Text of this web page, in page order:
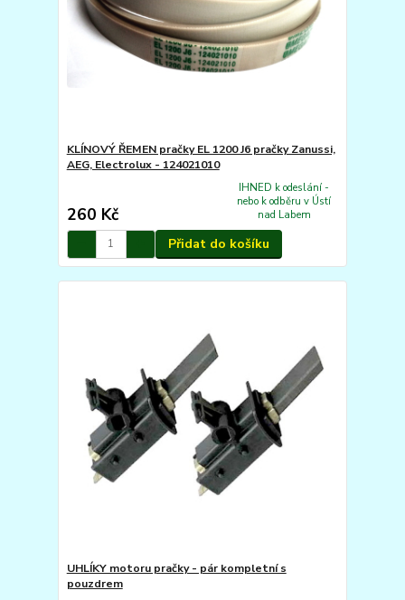
KLÍNOVÝ ŘEMEN pračky EL 1200 J6 pračky Zanussi,
AEG, Electrolux - 124021010
260 Kč
IHNED k odeslání -
nebo k odběru v Ústí
nad Labem
Přidat do košíku
UHLÍKY motoru pračky - pár kompletní s
pouzdrem